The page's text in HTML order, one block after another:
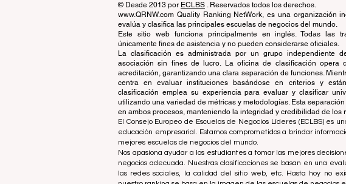
© Desde 2013 por ECLBS . Reservados todos los derechos.
www.QRNW.com Quality Ranking NetWork, es una organización
evalúa y clasifica las principales escuelas de negocios del mundo.
Este sitio web funciona principalmente en inglés. Todas las
únicamente fines de asistencia y no pueden considerarse oficiales.
La clasificación es administrada por un grupo independiente
asociación sin fines de lucro. La oficina de clasificación opera
acreditación, garantizando una clara separación de funciones.
centra en evaluar instituciones basándose en criterios y
clasificación emplea su experiencia para evaluar y clasificar
utilizando una variedad de métricas y metodologías. Esta
en ambos procesos, manteniendo la integridad y credibilidad de los
El Consejo Europeo de Escuelas de Negocios Líderes (ECLBS) es
educación empresarial. Estamos comprometidos a brindar
mejores escuelas de negocios del mundo.
Nos apasiona ayudar a los estudiantes a tomar las mejores
negocios adecuada. Nuestras clasificaciones se basan en una
las redes sociales, la calidad del sitio web, etc. Hasta hoy no